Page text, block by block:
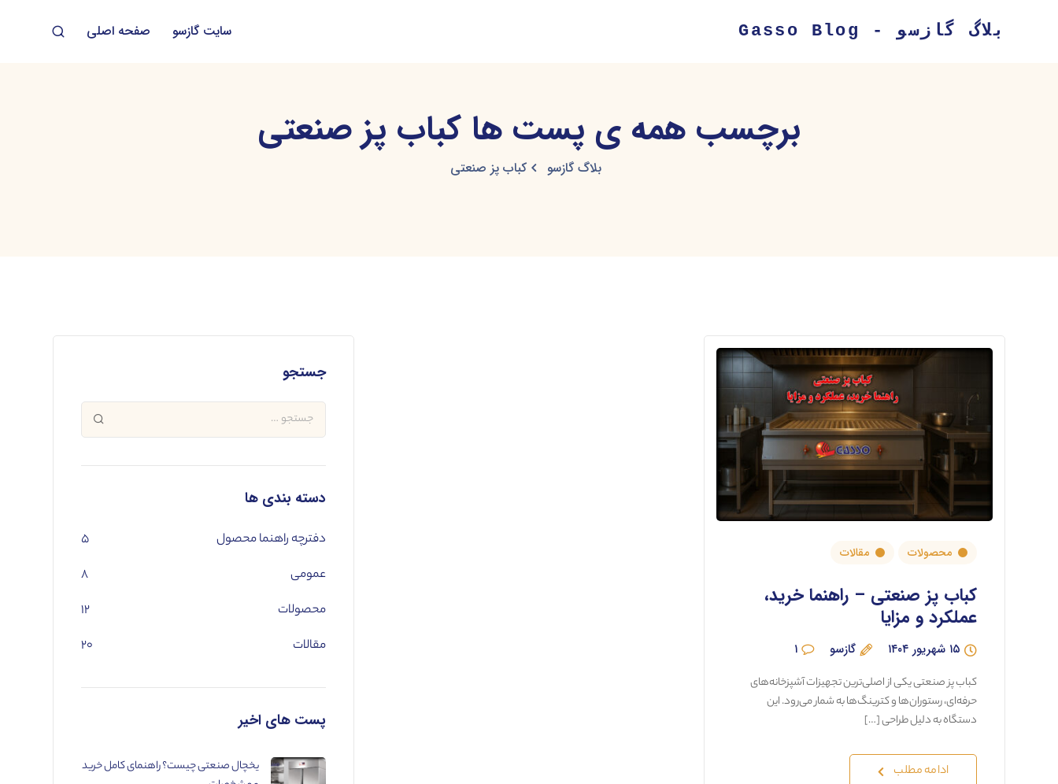
بلاگ گازسو - Gasso Blog صفحه اصلی سایت گازسو
برچسب همه ی پست ها کباب پز صنعتی
بلاگ گازسو کباب پز صنعتی
محصولات مقالات
کباب پز صنعتی – راهنما خرید،
عملکرد و مزایا
۱۵ شهریور ۱۴۰۴ گازسو ۱
کباب پز صنعتی یکی از اصلی‌ترین تجهیزات آشپزخانه‌های
حرفه‌ای، رستوران‌ها و کترینگ‌ها به شمار می‌رود. این
دستگاه به دلیل طراحی […]
ادامه مطلب
جستجو
دسته بندی ها
دفترچه راهنما محصول
۵
عمومی
۸
محصولات
۱۲
مقالات
۲۰
پست های اخیر
یخچال صنعتی چیست؟ راهنمای کامل خرید